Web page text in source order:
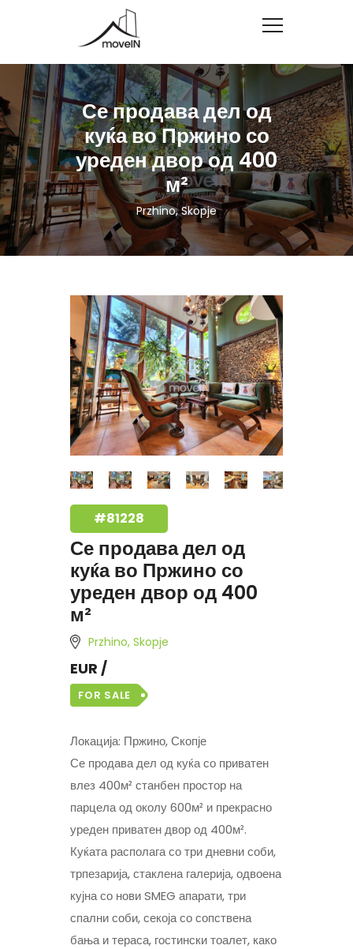
Се продава дел од
куќа во Пржино со
уреден двор од 400
м²
Przhino, Skopje
#81228
Се продава дел од
куќа во Пржино со
уреден двор од 400
м²
Przhino, Skopje
EUR /
FOR SALE
Локација: Пржино, Скопје
Се продава дел од куќа со приватен
влез 400м² станбен простор на
парцела од околу 600м² и прекрасно
уреден приватен двор од 400м².
Куќата располага со три дневни соби,
трпезарија, стаклена галерија, одвоена
кујна со нови SMEG апарати, три
спални соби, секоја со сопствена
бања и тераса, гостински тоалет, како